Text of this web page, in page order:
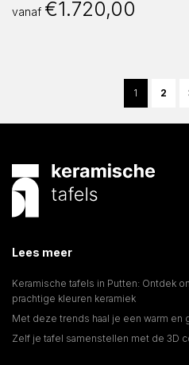
vanaf €1.720,00
1 2
Lees meer
Keramische tafels in Putten: Ontdek
prachtige kleuren keramiek
Met deze trends haal je een warm en
Zelf je tafel samenstellen met de 3D